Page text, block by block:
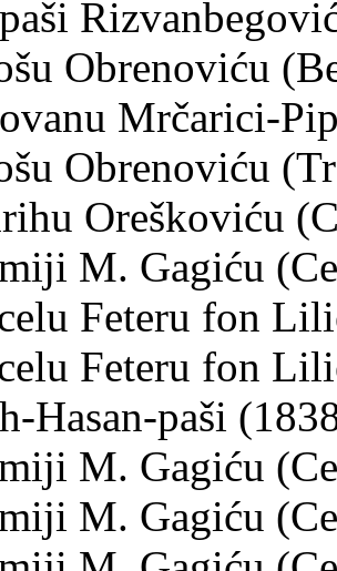
Obrenoviću
Mrčarici-
Obrenoviću
Oreškoviću
M. Gagiću
Feteru fon
Feteru fon
Hasan-paši
M. Gagiću
M. Gagiću